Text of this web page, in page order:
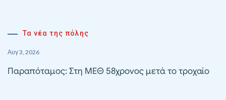
Τα νέα της πόλης
Αυγ 3, 2026
Παραπόταμος: Στη ΜΕΘ 58χρονος μετά το τροχαίο